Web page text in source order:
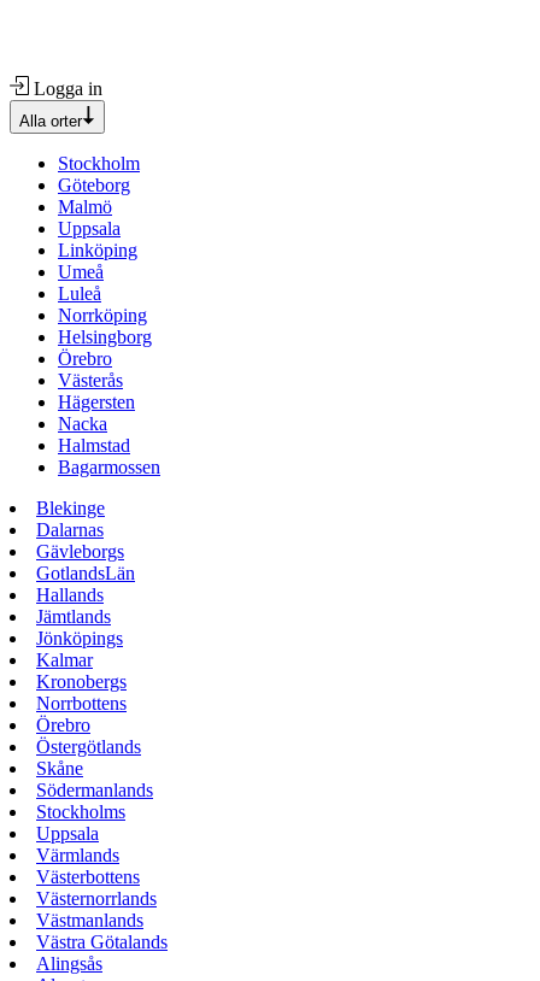
Logga in
Alla orter
Stockholm
Göteborg
Malmö
Uppsala
Linköping
Umeå
Luleå
Norrköping
Helsingborg
Örebro
Västerås
Hägersten
Nacka
Halmstad
Bagarmossen
Blekinge
Dalarnas
Gävleborgs
GotlandsLän
Hallands
Jämtlands
Jönköpings
Kalmar
Kronobergs
Norrbottens
Örebro
Östergötlands
Skåne
Södermanlands
Stockholms
Uppsala
Värmlands
Västerbottens
Västernorrlands
Västmanlands
Västra Götalands
Alingsås